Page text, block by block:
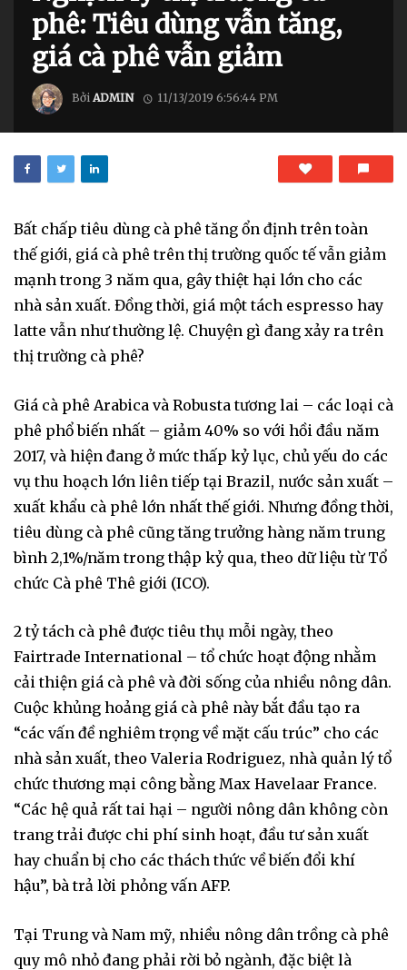
phê: Tiêu dùng vẫn tăng,
giá cà phê vẫn giảm
Bởi ADMIN 11/13/2019 6:56:44 PM
Bất chấp tiêu dùng cà phê tăng ổn định trên toàn
thế giới, giá cà phê trên thị trường quốc tế vẫn giảm
mạnh trong 3 năm qua, gây thiệt hại lớn cho các
nhà sản xuất. Đồng thời, giá một tách espresso hay
latte vẫn như thường lệ. Chuyện gì đang xảy ra trên
thị trường cà phê?
Giá cà phê Arabica và Robusta tương lai – các loại cà
phê phổ biến nhất – giảm 40% so với hồi đầu năm
2017, và hiện đang ở mức thấp kỷ lục, chủ yếu do các
vụ thu hoạch lớn liên tiếp tại Brazil, nước sản xuất –
xuất khẩu cà phê lớn nhất thế giới. Nhưng đồng thời,
tiêu dùng cà phê cũng tăng trưởng hàng năm trung
bình 2,1%/năm trong thập kỷ qua, theo dữ liệu từ Tổ
chức Cà phê Thê giới (ICO).
2 tỷ tách cà phê được tiêu thụ mỗi ngày, theo
Fairtrade International – tổ chức hoạt động nhằm
cải thiện giá cà phê và đời sống của nhiều nông dân.
Cuộc khủng hoảng giá cà phê này bắt đầu tạo ra
“các vấn đề nghiêm trọng về mặt cấu trúc” cho các
nhà sản xuất, theo Valeria Rodriguez, nhà quản lý tổ
chức thương mại công bằng Max Havelaar France.
“Các hệ quả rất tai hại – người nông dân không còn
trang trải được chi phí sinh hoạt, đầu tư sản xuất
hay chuẩn bị cho các thách thức về biến đổi khí
hậu”, bà trả lời phỏng vấn AFP.
Tại Trung và Nam mỹ, nhiều nông dân trồng cà phê
quy mô nhỏ đang phải rời bỏ ngành, đặc biệt là